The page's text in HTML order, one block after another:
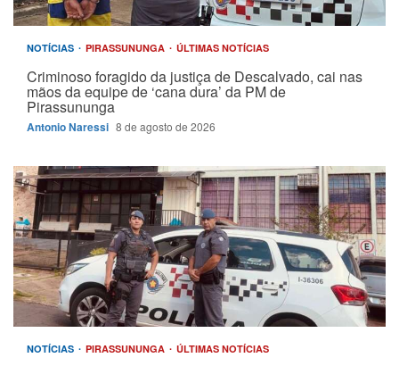
NOTÍCIAS PIRASSUNUNGA ÚLTIMAS NOTÍCIAS
Criminoso foragido da justiça de Descalvado, cai nas
mãos da equipe de ‘cana dura’ da PM de
Pirassununga
Antonio Naressi 8 de agosto de 2026
NOTÍCIAS PIRASSUNUNGA ÚLTIMAS NOTÍCIAS